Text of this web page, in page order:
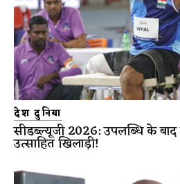
देश दुनिया
सीडब्ल्यूजी 2026: उपलब्धि के
उत्साहित खिलाड़ी!